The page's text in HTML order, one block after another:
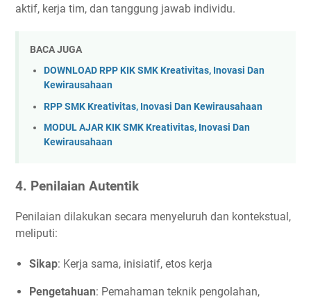
aktif, kerja tim, dan tanggung jawab individu.
BACA JUGA
DOWNLOAD RPP KIK SMK Kreativitas, Inovasi Dan
Kewirausahaan
RPP SMK Kreativitas, Inovasi Dan Kewirausahaan
MODUL AJAR KIK SMK Kreativitas, Inovasi Dan
Kewirausahaan
4. Penilaian Autentik
Penilaian dilakukan secara menyeluruh dan kontekstual,
meliputi:
Sikap: Kerja sama, inisiatif, etos kerja
Pengetahuan: Pemahaman teknik pengolahan,